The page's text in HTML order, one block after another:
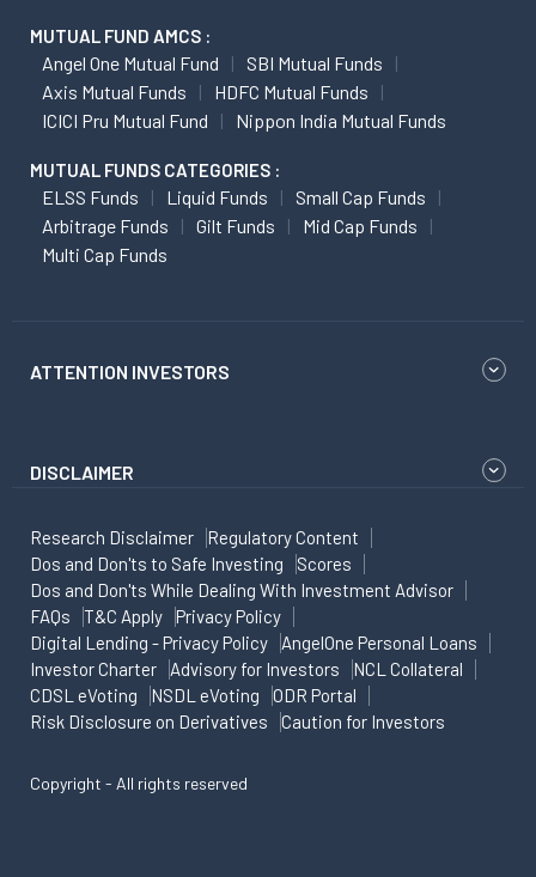
MUTUAL FUND AMCS :
Angel One Mutual Fund
SBI Mutual Funds
Axis Mutual Funds
HDFC Mutual Funds
ICICI Pru Mutual Fund
Nippon India Mutual Funds
MUTUAL FUNDS CATEGORIES :
ELSS Funds Liquid Funds
Small Cap Funds
Arbitrage Funds
Gilt Funds
Mid Cap Funds
Multi Cap Funds
ATTENTION INVESTORS
DISCLAIMER
Research Disclaimer
Regulatory Content
Dos and Don'ts to Safe Investing
Scores
Dos and Don'ts While Dealing With Investment Advisor
FAQs
T&C Apply
Privacy Policy
Digital Lending - Privacy Policy
AngelOne Personal Loans
Investor Charter
Advisory for Investors
NCL Collateral
CDSL eVoting
NSDL eVoting
ODR Portal
Risk Disclosure on Derivatives
Caution for Investors
Copyright - All rights reserved